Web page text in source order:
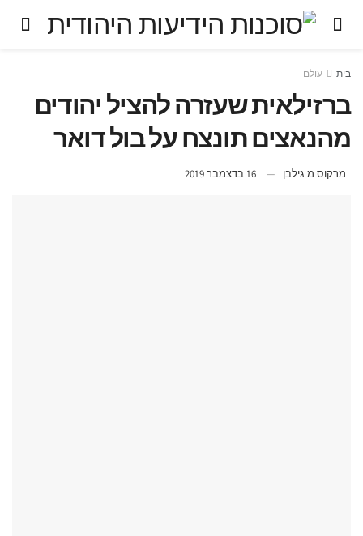
בית עולם
ברזילאית שעזרה להציל יהודים
מהנאצים תונצח על בול דואר
מרקוס מ גילבן 16 בדצמבר 2019